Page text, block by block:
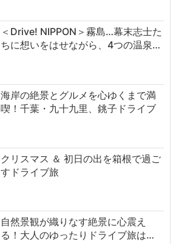
＜Drive! NIPPON＞霧島…幕末志士た
ちに想いをはせながら、4つの温泉…
海岸の絶景とグルメを心ゆくまで満
喫！千葉・九十九里、銚子ドライブ
クリスマス ＆ 初日の出を箱根で過ご
すドライブ旅
自然景観が織りなす絶景に心震え
る！大人のゆったりドライブ旅は…